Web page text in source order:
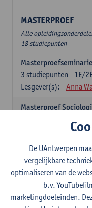
MASTERPROEF
Alle
18 studiepunten
1E/
3 studiepunten
Lesgever(s):
Anna
Masterproef
2E
- NNB
SPECIALISATIE
kiezen uit
Specialisatiecluster
Alle
12 studiepunten
De UAntwerpen
vergelijkbare
optimaliseren van de
b.v.
marketingdoeleinden.